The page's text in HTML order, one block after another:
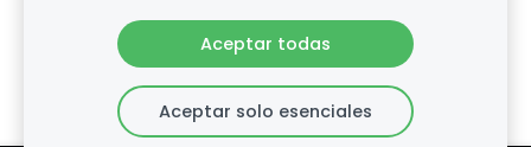
.Envío
Aceptar todas
Aceptar solo esenciales